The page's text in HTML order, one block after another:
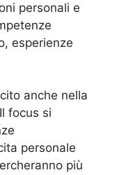
personali e
esperienze
anche nella
focus si
personale
più